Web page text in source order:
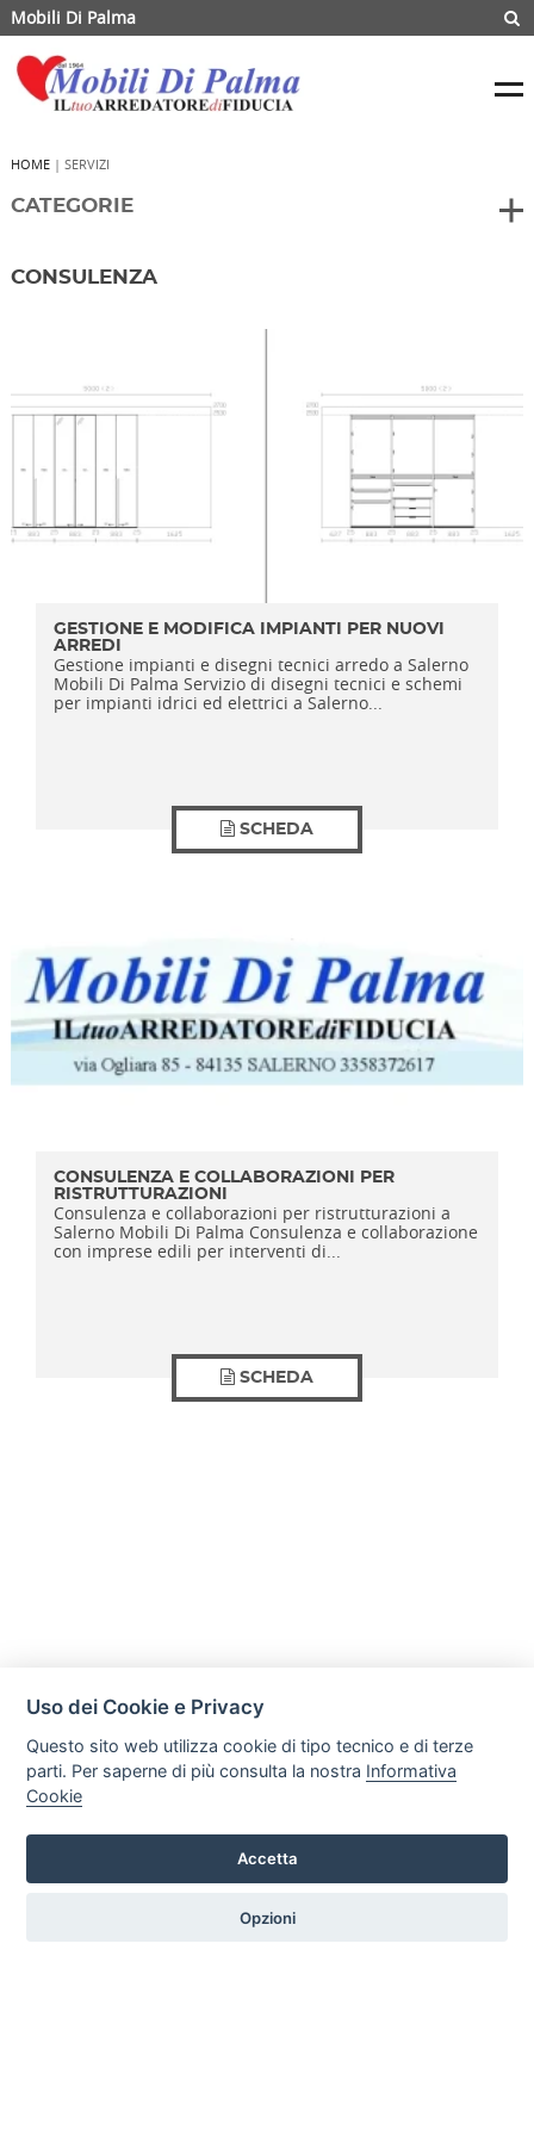
Mobili Di Palma
HOME| SERVIZI
CATEGORIE
CONSULENZA
GESTIONE E MODIFICA IMPIANTI PER NUOVI
ARREDI
Gestione impianti e disegni tecnici arredo a Salerno
Mobili Di Palma Servizio di disegni tecnici e schemi
per impianti idrici ed elettrici a Salerno...
SCHEDA
CONSULENZA E COLLABORAZIONI PER
RISTRUTTURAZIONI
Consulenza e collaborazioni per ristrutturazioni a
Salerno Mobili Di Palma Consulenza e collaborazione
con imprese edili per interventi di...
SCHEDA
Mobili Di Palma
Via di Ogliara 89, 84135, Salerno
Tel. +39 089281193 / +39 3358372617 Email:
Uso dei Cookie e Privacy
Questo sito web utilizza cookie di tipo tecnico e di terze
parti. Per saperne di più consulta la nostra Informativa
Cookie
Accetta
Opzioni